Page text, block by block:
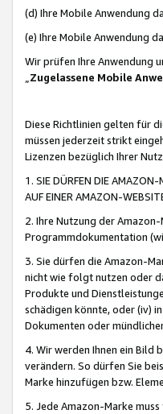
(d) Ihre Mobile Anwendung
(e) Ihre Mobile Anwendung
Wir prüfen Ihre Anwendung
„Zugelassene Mobile
Diese Richtlinien gelten für
müssen jederzeit strikt
Lizenzen bezüglich Ihrer
1. SIE DÜRFEN DIE
AUF EINER AMAZON-
2. Ihre Nutzung der
Programmdokumentation
3. Sie dürfen die Amazon-
nicht wie folgt nutzen oder
Produkte und
schädigen könnte, oder (iv)
Dokumenten oder
4. Wir werden Ihnen ein Bild
verändern. So dürfen Sie
Marke hinzufügen bzw.
5. Jede Amazon-Marke